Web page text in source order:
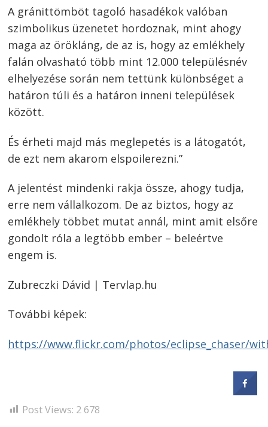
A gránittömböt tagoló hasadékok valóban
szimbolikus üzenetet hordoznak, mint ahogy
maga az örökláng, de az is, hogy az emlékhely
falán olvasható több mint 12.000 településnév
elhelyezése során nem tettünk különbséget a
határon túli és a határon inneni települések
között.
És érheti majd más meglepetés is a látogatót,
de ezt nem akarom elspoilerezni.”
A jelentést mindenki rakja össze, ahogy tudja,
erre nem vállalkozom. De az biztos, hogy az
emlékhely többet mutat annál, mint amit elsőre
gondolt róla a legtöbb ember – beleértve
engem is.
Zubreczki Dávid | Tervlap.hu
További képek:
https://www.flickr.com/photos/eclipse_chaser/
Post Views: 2 678